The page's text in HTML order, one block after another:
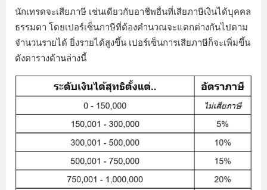
นักเทรดจะเสียภาษี เช่นเดียวกับอาชีพอื่นที่เสียภาษีเงินได้บุคคล
ธรรมดา โดยเปอร์เซ็นภาษีที่ต้องคำนวณจะแตกต่างกันไปตาม
จำนวนรายได้ ยิ่งรายได้สูงขึ้น เปอร์เซ็นการเสียภาษีก็จะเพิ่มขึ้น
ดังตารางด้านล่างนี้